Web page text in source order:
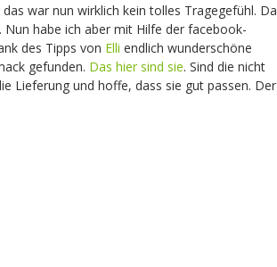
war nun wirklich kein tolles Tragegefühl. Da
habe ich aber mit Hilfe der facebook-
des Tipps von Elli endlich wunderschöne
gefunden. Das hier sind sie. Sind die nicht
Lieferung und hoffe, dass sie gut passen. Der